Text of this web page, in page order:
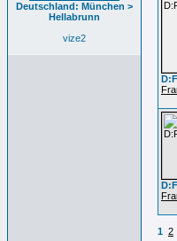
Deutschland: München >
Hellabrunn
vize2
1 2